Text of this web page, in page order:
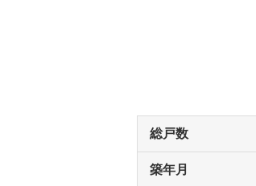
総戸数
築年月